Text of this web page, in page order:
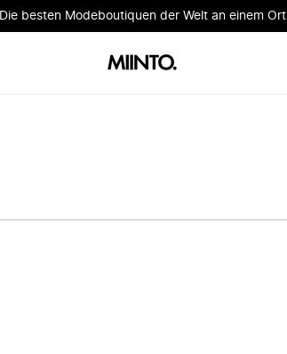
Die besten Modeboutiquen der Welt an einem Ort